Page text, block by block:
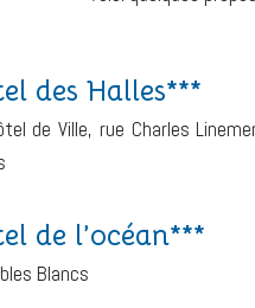
des Halles***
de Ville, rue Charles
de l’océan***
Blancs